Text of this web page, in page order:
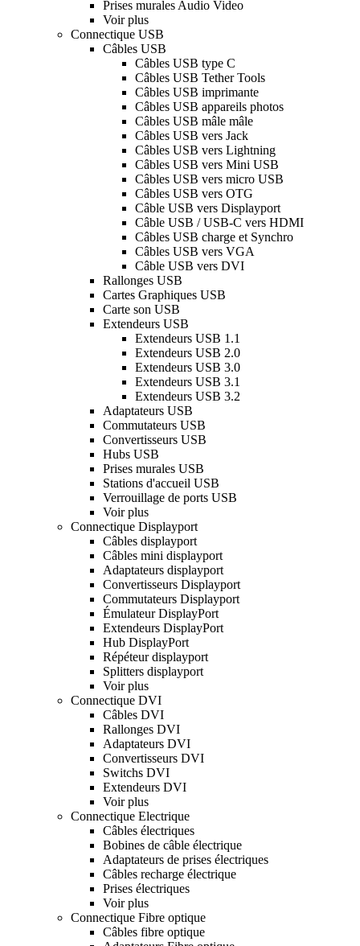
Prises murales Audio Video
Voir plus
Connectique USB
Câbles USB
Câbles USB type C
Câbles USB Tether Tools
Câbles USB imprimante
Câbles USB appareils photos
Câbles USB mâle mâle
Câbles USB vers Jack
Câbles USB vers Lightning
Câbles USB vers Mini USB
Câbles USB vers micro USB
Câbles USB vers OTG
Câble USB vers Displayport
Câble USB / USB-C vers HDMI
Câbles USB charge et Synchro
Câbles USB vers VGA
Câble USB vers DVI
Rallonges USB
Cartes Graphiques USB
Carte son USB
Extendeurs USB
Extendeurs USB 1.1
Extendeurs USB 2.0
Extendeurs USB 3.0
Extendeurs USB 3.1
Extendeurs USB 3.2
Adaptateurs USB
Commutateurs USB
Convertisseurs USB
Hubs USB
Prises murales USB
Stations d'accueil USB
Verrouillage de ports USB
Voir plus
Connectique Displayport
Câbles displayport
Câbles mini displayport
Adaptateurs displayport
Convertisseurs Displayport
Commutateurs Displayport
Émulateur DisplayPort
Extendeurs DisplayPort
Hub DisplayPort
Répéteur displayport
Splitters displayport
Voir plus
Connectique DVI
Câbles DVI
Rallonges DVI
Adaptateurs DVI
Convertisseurs DVI
Switchs DVI
Extendeurs DVI
Voir plus
Connectique Electrique
Câbles électriques
Bobines de câble électrique
Adaptateurs de prises électriques
Câbles recharge électrique
Prises électriques
Voir plus
Connectique Fibre optique
Câbles fibre optique